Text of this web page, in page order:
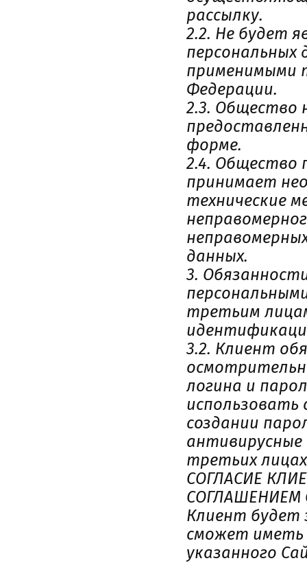
рассылку.
2.2. Не будет
персональных
применимыми
Федерации.
2.3. Общество
форме.
2.4. Общество
принимает
технические
данных.
3.
третьим
3.2. Клиент
логина и
использовать
создании
третьих
СОГЛАСИЕ
СОГЛАШЕНИЕМ
Клиент будет
сможет иметь
указанного